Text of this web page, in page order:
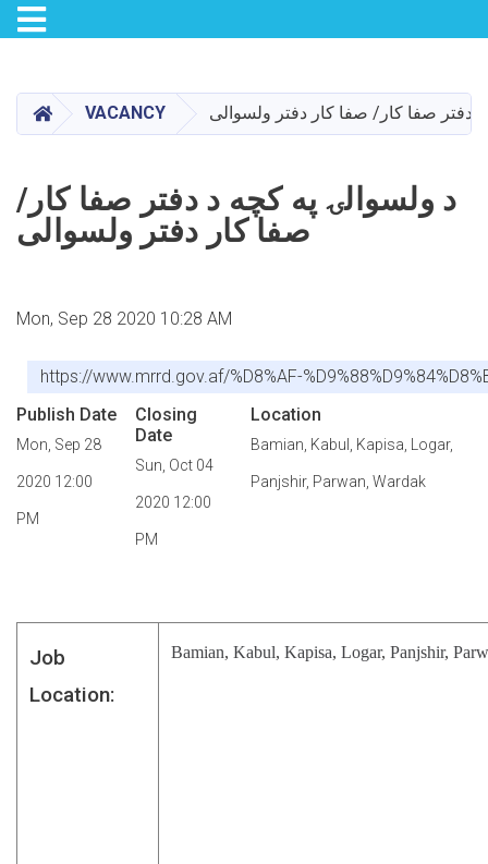
main
content
Toggle navigation
HOMEVACANCY دفتر صفا کار/ صفا کار دفتر ولسوالی
د ولسوالۍ په کچه د دفتر صفا کار/
صفا کار دفتر ولسوالی
Mon, Sep 28 2020 10:28 AM
https://www.mrrd.gov.af/%D8%AF-
Publish Date
Mon, Sep 28
2020 12:00
PM
Closing
Date
Sun, Oct 04
2020 12:00
PM
Location
Bamian, Kabul, Kapisa, Logar,
Panjshir, Parwan, Wardak
Job
Location:
Bamian, Kabul, Kapisa, Logar, Panjshir,